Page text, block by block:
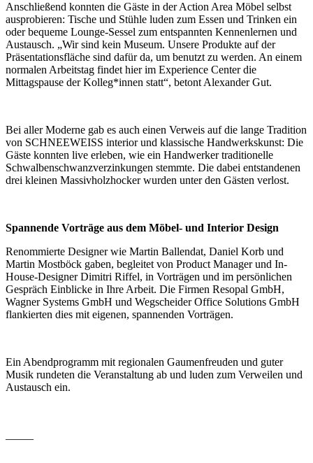
Anschließend konnten die Gäste in der Action Area Möbel selbst
ausprobieren: Tische und Stühle luden zum Essen und Trinken ein
oder bequeme Lounge-Sessel zum entspannten Kennenlernen und
Austausch. „Wir sind kein Museum. Unsere Produkte auf der
Präsentationsfläche sind dafür da, um benutzt zu werden. An einem
normalen Arbeitstag findet hier im Experience Center die
Mittagspause der Kolleg*innen statt“, betont Alexander Gut.
Bei aller Moderne gab es auch einen Verweis auf die lange Tradition
von SCHNEEWEISS interior und klassische Handwerkskunst: Die
Gäste konnten live erleben, wie ein Handwerker traditionelle
Schwalbenschwanzverzinkungen stemmte. Die dabei entstandenen
drei kleinen Massivholzhocker wurden unter den Gästen verlost.
Spannende Vorträge aus dem Möbel- und Interior Design
Renommierte Designer wie Martin Ballendat, Daniel Korb und
Martin Mostböck gaben, begleitet von Product Manager und In-
House-Designer Dimitri Riffel, in Vorträgen und im persönlichen
Gespräch Einblicke in Ihre Arbeit. Die Firmen Resopal GmbH,
Wagner Systems GmbH und Wegscheider Office Solutions GmbH
flankierten dies mit eigenen, spannenden Vorträgen.
Ein Abendprogramm mit regionalen Gaumenfreuden und guter
Musik rundeten die Veranstaltung ab und luden zum Verweilen und
Austausch ein.